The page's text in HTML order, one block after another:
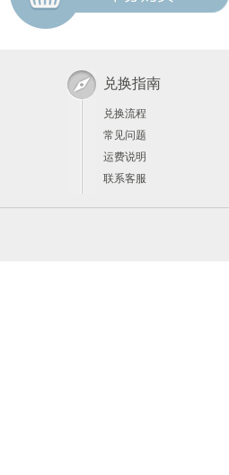
兑换指南
兑换流程
常见问题
运费说明
联系客服